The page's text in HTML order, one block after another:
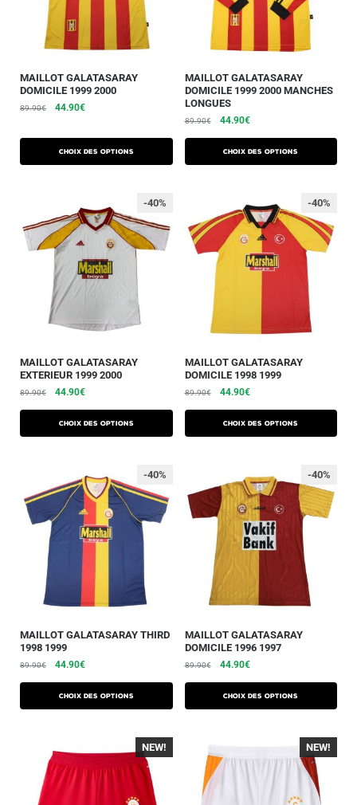
MAILLOT GALATASARAY
DOMICILE 1999 2000
89.90€ 44.90€
Choix des options
MAILLOT GALATASARAY
DOMICILE 1999 2000 MANCHES
LONGUES
89.90€ 44.90€
Choix des options
-40%
MAILLOT GALATASARAY
EXTERIEUR 1999 2000
89.90€ 44.90€
Choix des options
-40%
MAILLOT GALATASARAY
DOMICILE 1998 1999
89.90€ 44.90€
Choix des options
-40%
MAILLOT GALATASARAY THIRD
1998 1999
89.90€ 44.90€
Choix des options
-40%
MAILLOT GALATASARAY
DOMICILE 1996 1997
89.90€ 44.90€
Choix des options
NEW! NEW!